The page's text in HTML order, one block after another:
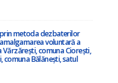
privind amalgamarea
!!!